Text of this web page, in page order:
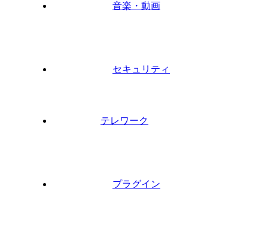
音楽・動画
セキュリティ
テレワーク
プラグイン